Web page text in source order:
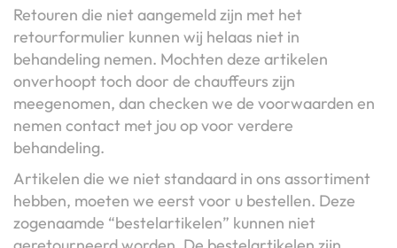
Retouren die niet aangemeld zijn met het
retourformulier kunnen wij helaas niet in
behandeling nemen. Mochten deze artikelen
onverhoopt toch door de chauffeurs zijn
meegenomen, dan checken we de voorwaarden en
nemen contact met jou op voor verdere
behandeling.
Artikelen die we niet standaard in ons assortiment
hebben, moeten we eerst voor u bestellen. Deze
zogenaamde “bestelartikelen” kunnen niet